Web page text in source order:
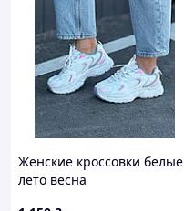
Женские кроссовки белые
лето весна